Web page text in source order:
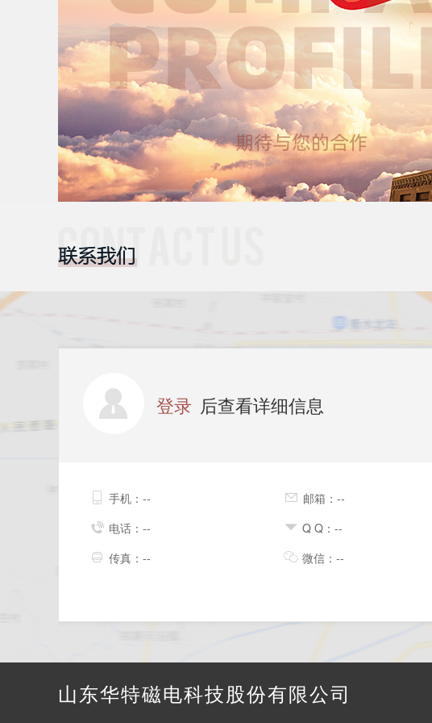
登录 后查看详细信息
手机：--
邮箱：--
电话：--
Q Q：--
传真：--
微信：--
山东华特磁电科技股份有限公司